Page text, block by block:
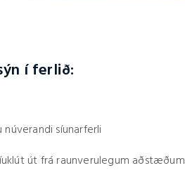
í ferlið:
núverandi síunarferli
út frá raunverulegum aðstæðum